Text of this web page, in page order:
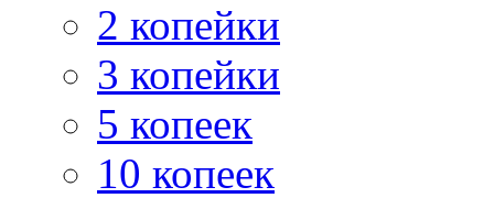
2 копейки
3 копейки
5 копеек
10 копеек